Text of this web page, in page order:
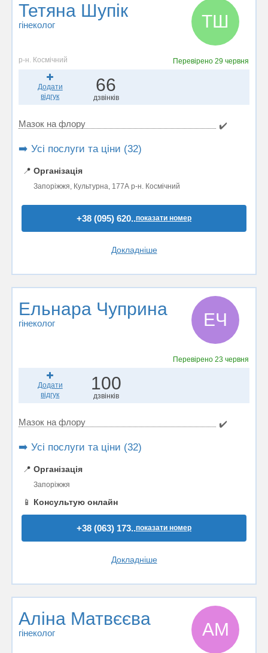
Тетяна Шупік
гінеколог ТШ
р-н. Космічний Перевірено29 червня
Додати
відгук
66
дзвінків
Мазок на флору ✔️
➡️ Усі послуги та ціни (32)
📍 Організація
Запоріжжя, Культурна, 177А р-н. Космічний
+38 (095) 620..показати номер
Докладніше
Ельнара Чуприна
гінеколог ЕЧ
Перевірено23 червня
Додати
відгук
100
дзвінків
Мазок на флору ✔️
➡️ Усі послуги та ціни (32)
📍 Організація
Запоріжжя
📱 Консультую онлайн
+38 (063) 173..показати номер
Докладніше
Аліна Матвєєва
гінеколог АМ